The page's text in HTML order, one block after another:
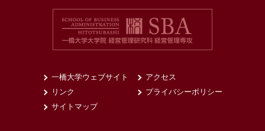
一橋大学ウェブサイト
アクセス
リンク
プライバシーポリシー
サイトマップ